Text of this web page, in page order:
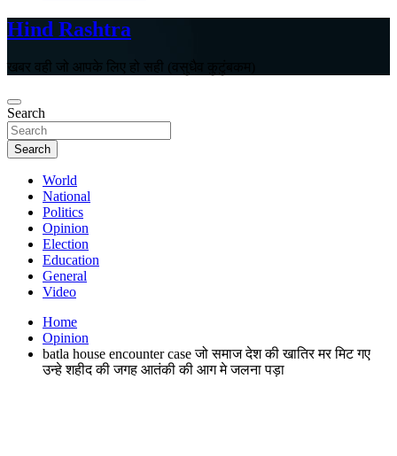
Hind Rashtra
खबर वही जो आपके लिए हो सही (वसुधैव कुटुंबकम)
Search
Search
World
National
Politics
Opinion
Election
Education
General
Video
Home
Opinion
batla house encounter case जो समाज देश की खातिर मर मिट गए
उन्हे शहीद की जगह आतंकी की आग मे जलना पड़ा